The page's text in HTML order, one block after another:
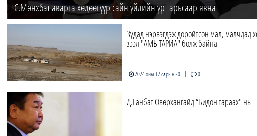
С.Мөнхбат аварга хөдөөгүүр сайн үйлийн үр тарьсаар явна
Зудад нэрвэгдэж доройтсон мал, малчдад
зээл "АМЬ ТАРИА" болж байна
2024 оны 12 сарын 20 | 0
Д.Ганбат Өвөрхангайд “Бидон тараах" нь